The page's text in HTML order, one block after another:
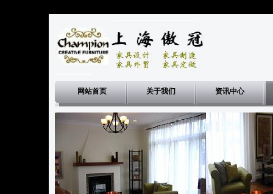
网站首页 关于我们 资讯中心